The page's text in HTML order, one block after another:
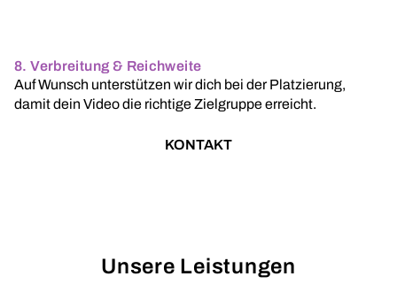
8. Verbreitung & Reichweite
Auf Wunsch unterstützen wir dich bei der Platzierung,
damit dein Video die richtige Zielgruppe erreicht.
KONTAKT
Unsere Leistungen